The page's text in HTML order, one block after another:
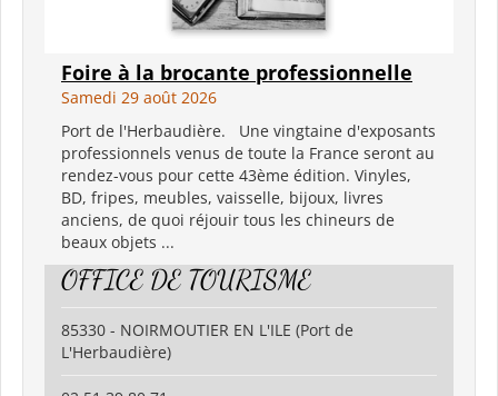
Foire à la brocante professionnelle
Samedi 29 août 2026
Port de l'Herbaudière. Une vingtaine d'exposants
professionnels venus de toute la France seront au
rendez-vous pour cette 43ème édition. Vinyles,
BD, fripes, meubles, vaisselle, bijoux, livres
anciens, de quoi réjouir tous les chineurs de
beaux objets ...
OFFICE DE TOURISME
85330 - NOIRMOUTIER EN L'ILE (Port de
L'Herbaudière)